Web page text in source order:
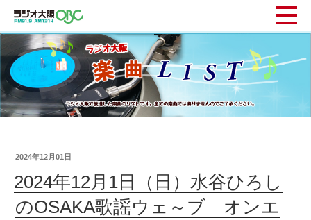
2024年12月01日
2024年12月1日（日）水谷ひろし
のOSAKA歌謡ウェ～ブ オンエ